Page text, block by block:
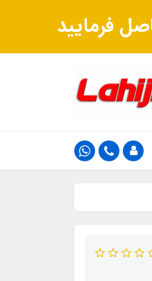
فرمایید